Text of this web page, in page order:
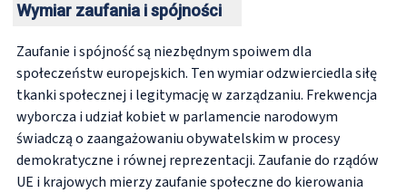
Wymiar zaufania i spójności
Zaufanie i spójność są niezbędnym spoiwem dla
społeczeństw europejskich. Ten wymiar odzwierciedla siłę
tkanki społecznej i legitymację w zarządzaniu. Frekwencja
wyborcza i udział kobiet w parlamencie narodowym
świadczą o zaangażowaniu obywatelskim w procesy
demokratyczne i równej reprezentacji. Zaufanie do rządów
UE i krajowych mierzy zaufanie społeczne do kierowania